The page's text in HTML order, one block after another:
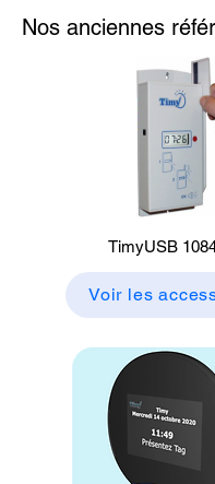
Nos anciennes
TimyUSB
Voir les